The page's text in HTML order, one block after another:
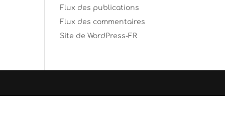
Flux des publications
Flux des commentaires
Site de WordPress-FR